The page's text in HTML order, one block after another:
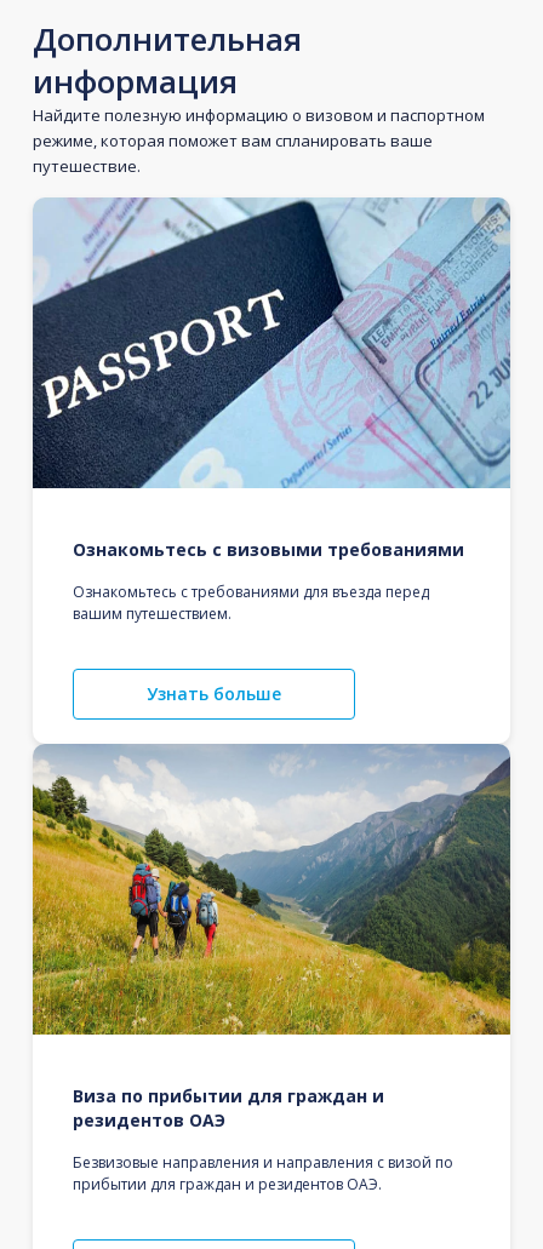
Дополнительная
информация
Найдите полезную информацию о визовом и паспортном
режиме, которая поможет вам спланировать ваше
путешествие.
Ознакомьтесь с визовыми требованиями
Ознакомьтесь с требованиями для въезда перед
вашим путешествием.
Узнать больше
Виза по прибытии для граждан и
резидентов ОАЭ
Безвизовые направления и направления с визой по
прибытии для граждан и резидентов ОАЭ.